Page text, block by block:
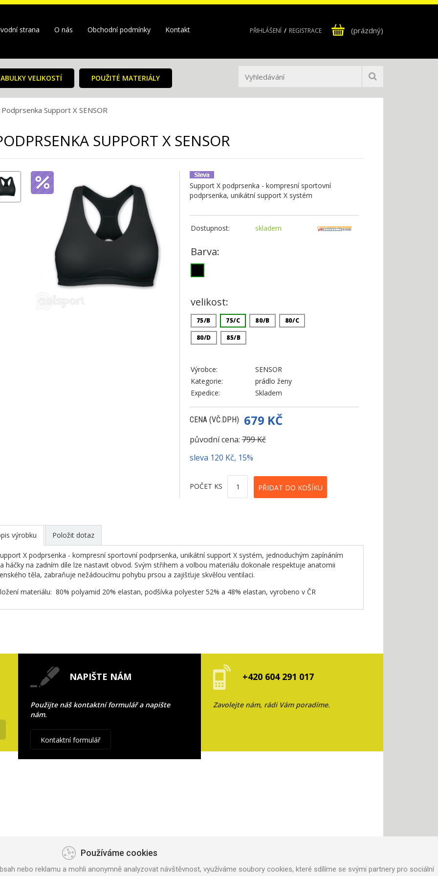
strana O nás Obchodní podmínky Kontakt PŘIHLÁŠENÍ REGISTRACE (prázdný)
VELIKOSTÍ POUŽITÉ MATERIÁLY
Podprsenka Support X SENSOR
SUPPORT X SENSOR
Support X podprsenka - kompresní sportovní
podprsenka, unikátní support X systém
Dostupnost: skladem
Barva:
velikost:
75/B 75/C 80/B 80/C
80/D 85/B
Výrobce:
SENSOR
Kategorie:
prádlo ženy
Expedice:
Skladem
CENA (VČ.DPH) 679 KČ
původní cena:799 Kč
sleva 120 Kč, 15%
POČET KS
výrobku Položit dotaz
X podprsenka - kompresní sportovní podprsenka, unikátní support X systém, jednoduchým zapínáním
háčky na zadním díle lze nastavit obvod. Svým střihem a volbou materiálu dokonale respektuje anatomii
těla, zabraňuje nežádoucímu pohybu prsou a zajišťuje skvělou ventilaci.
materiálu: 80% polyamid 20% elastan, podšívka polyester 52% a 48% elastan, vyrobeno v ČR
NAPIŠTE NÁM
Použijte náš kontaktní formulář a napište
nám.
Kontaktní formulář
+420 604 291 017
Zavolejte nám, rádi Vám poradíme.
Používáme cookies
nebo reklamu a mohli anonymně analyzovat návštěvnost, využíváme soubory cookies, které sdílíme se svými partnery pro sociální